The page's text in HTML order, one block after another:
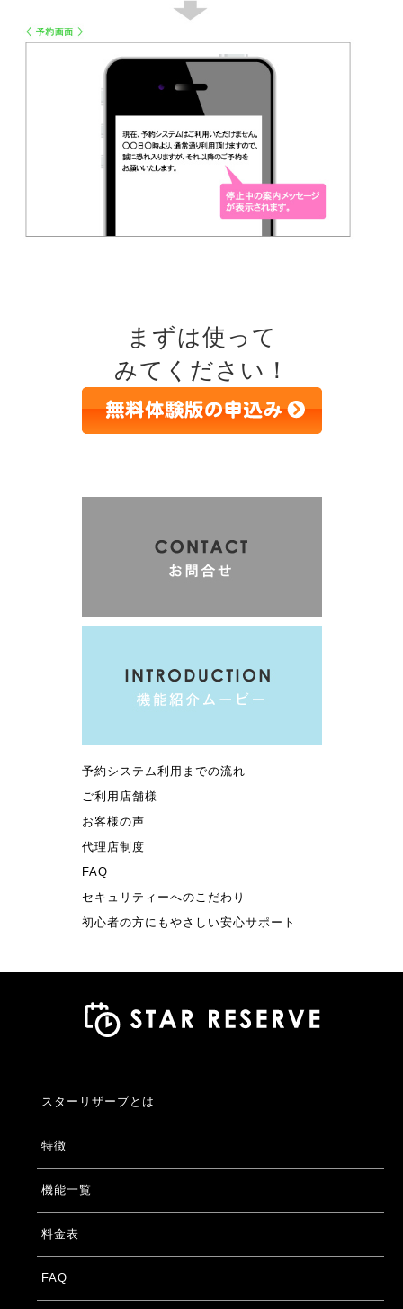
まずは使って
みてください！
予約システム利用までの流れ
ご利用店舗様
お客様の声
代理店制度
FAQ
セキュリティーへのこだわり
初心者の方にもやさしい安心サポート
スターリザーブとは
特徴
機能一覧
料金表
FAQ